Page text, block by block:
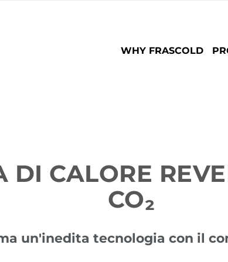
Main
WHY FRASCOLD
DI CALORE
CO₂
un'inedita tecnologia con il